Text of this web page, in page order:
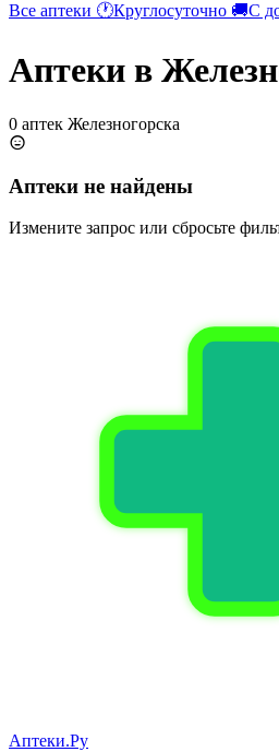
Все аптеки 🕐Круглосуточно 🚚С
Аптеки в
0 аптек Железногорска
Аптеки не найдены
Измените запрос или сбросьте
Аптеки.Ру